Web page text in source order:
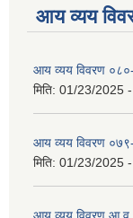
आय व्यय
आय व्यय विवरण
मिति: 01/23/2025
आय व्यय विवरण
मिति: 01/23/2025
आय व्यय विवरण